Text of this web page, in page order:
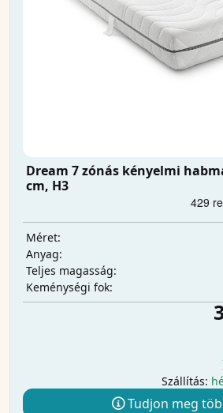
Dream 7 zónás kényelmi
cm, H3
Méret:
Anyag:
Teljes magasság:
Keménységi fok:
Szállítás:
Tudjon meg